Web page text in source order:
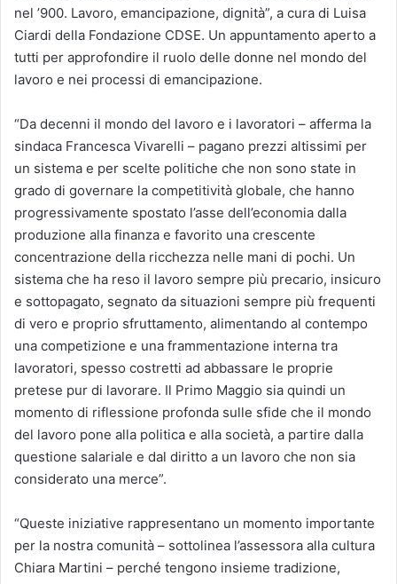
nel ’900. Lavoro, emancipazione, dignità”, a cura di Luisa
Ciardi della Fondazione CDSE. Un appuntamento aperto a
tutti per approfondire il ruolo delle donne nel mondo del
lavoro e nei processi di emancipazione.
“Da decenni il mondo del lavoro e i lavoratori – afferma la
sindaca Francesca Vivarelli – pagano prezzi altissimi per
un sistema e per scelte politiche che non sono state in
grado di governare la competitività globale, che hanno
progressivamente spostato l’asse dell’economia dalla
produzione alla finanza e favorito una crescente
concentrazione della ricchezza nelle mani di pochi. Un
sistema che ha reso il lavoro sempre più precario, insicuro
e sottopagato, segnato da situazioni sempre più frequenti
di vero e proprio sfruttamento, alimentando al contempo
una competizione e una frammentazione interna tra
lavoratori, spesso costretti ad abbassare le proprie
pretese pur di lavorare. Il Primo Maggio sia quindi un
momento di riflessione profonda sulle sfide che il mondo
del lavoro pone alla politica e alla società, a partire dalla
questione salariale e dal diritto a un lavoro che non sia
considerato una merce”.
“Queste iniziative rappresentano un momento importante
per la nostra comunità – sottolinea l’assessora alla cultura
Chiara Martini – perché tengono insieme tradizione,